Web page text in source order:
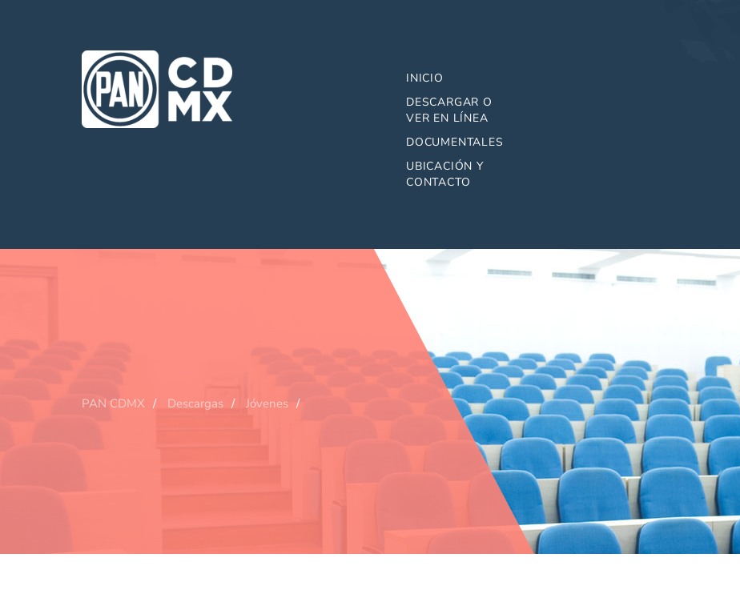
INICIO
DESCARGAR O
VER EN LÍNEA
DOCUMENTALES
UBICACIÓN Y
CONTACTO
PAN CDMX Descargas Jóvenes